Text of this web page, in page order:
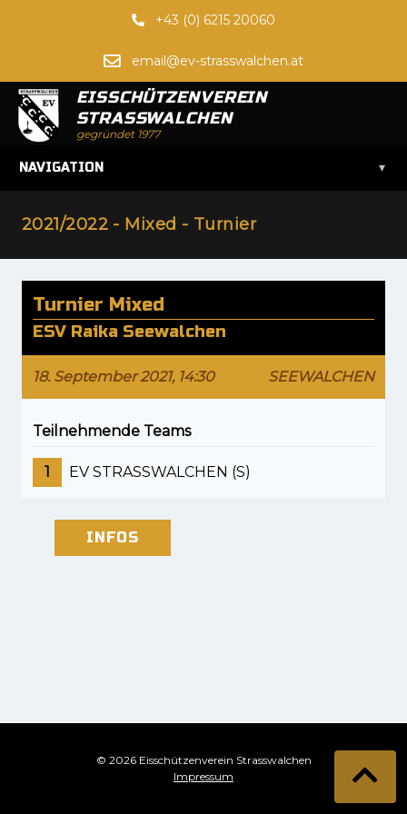
+43 (0) 6215 20060
email@ev-strasswalchen.at
EISSCHÜTZENVEREIN
STRASSWALCHEN
gegründet 1977
NAVIGATION ▾
2021/2022 - Mixed - Turnier
Turnier Mixed
ESV Raika Seewalchen
18. September 2021, 14:30 SEEWALCHEN
Teilnehmende Teams
1 EV STRASSWALCHEN (S)
INFOS
© 2026 Eisschützenverein Strasswalchen
Impressum